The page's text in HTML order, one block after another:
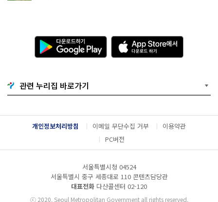
다
운
로
기
G
o
g
l
e
l
A
p
p
e
서
다
운
드
관련 누리집 바로가기
개인정보처리방침 이메일 무단수집 거부
이용약관
PC버전
서울특별시청 04524
서울특별시 중구 세종대로 110 콘텐츠담당관
대표전화 다산콜센터 02-120
ⓒ2020. Seoul Metropolitan Government all rights reserved.